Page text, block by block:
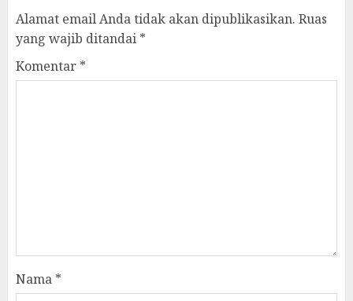
Alamat email Anda tidak akan dipublikasikan. Ruas
yang wajib ditandai *
Komentar *
Nama *